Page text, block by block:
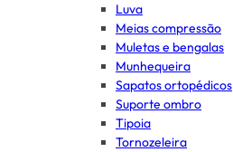
Luva
Meias compressão
Muletas e bengalas
Munhequeira
Sapatos ortopédicos
Suporte ombro
Tipoia
Tornozeleira